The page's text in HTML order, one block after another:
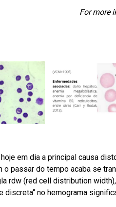
For more
em dia a principal causa
o passar do tempo acaba se
rdw (red cell distribution
discreta“ no hemograma